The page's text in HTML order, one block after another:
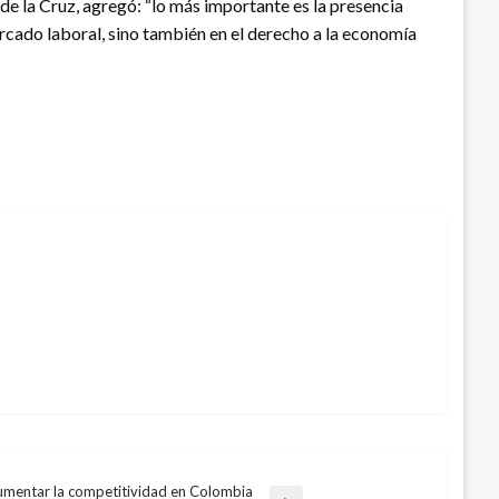
la Cruz, agregó: “lo más importante es la presencia
laboral, sino también en el derecho a la economía
la competitividad en Colombia